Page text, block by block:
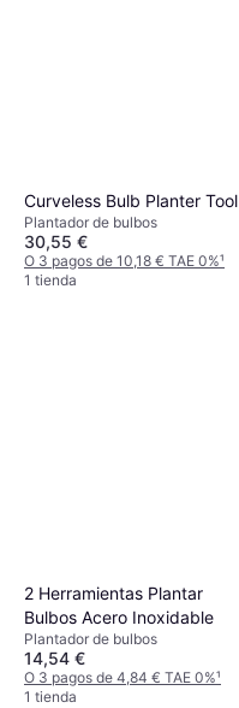
Curveless Bulb Planter Tool
Plantador de bulbos
30,55 €
O 3 pagos de 10,18 € TAE 0%¹
1 tienda
2 Herramientas Plantar
Bulbos Acero Inoxidable
Plantador de bulbos
14,54 €
O 3 pagos de 4,84 € TAE 0%¹
1 tienda